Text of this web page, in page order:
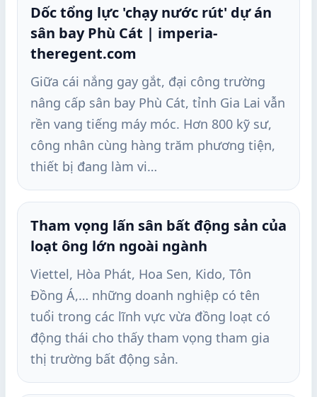
Dốc tổng lực 'chạy nước rút' dự án
sân bay Phù Cát | imperia-
theregent.com
Giữa cái nắng gay gắt, đại công trường
nâng cấp sân bay Phù Cát, tỉnh Gia Lai vẫn
rền vang tiếng máy móc. Hơn 800 kỹ sư,
công nhân cùng hàng trăm phương tiện,
thiết bị đang làm vi…
Tham vọng lấn sân bất động sản của
loạt ông lớn ngoài ngành
Viettel, Hòa Phát, Hoa Sen, Kido, Tôn
Đồng Á,… những doanh nghiệp có tên
tuổi trong các lĩnh vực vừa đồng loạt có
động thái cho thấy tham vọng tham gia
thị trường bất động sản.